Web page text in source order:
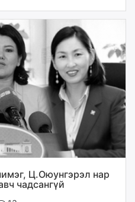
Ц.Оюунгэрэл нар
чадсангүй